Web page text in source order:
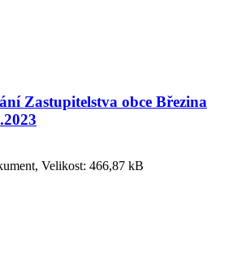
Zastupitelstva obce Březina
Velikost: 466,87 kB